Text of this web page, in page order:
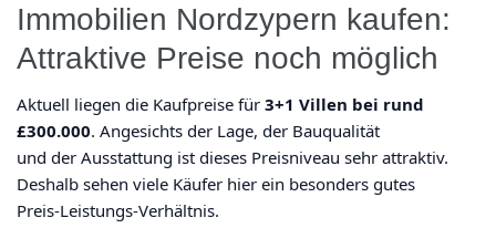
Immobilien Nordzypern kaufen:
Attraktive Preise noch möglich
Aktuell liegen die Kaufpreise für 3+1 Villen bei rund
£300.000. Angesichts der Lage, der Bauqualität
und der Ausstattung ist dieses Preisniveau sehr attraktiv.
Deshalb sehen viele Käufer hier ein besonders gutes
Preis-Leistungs-Verhältnis.